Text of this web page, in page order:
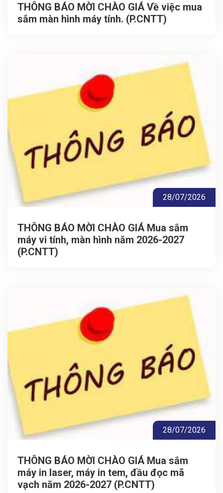
THÔNG BÁO MỜI CHÀO GIÁ Về việc mua
sắm màn hình máy tính. (P.CNTT)
28/07/2026
THÔNG BÁO MỜI CHÀO GIÁ Mua sắm
máy vi tính, màn hình năm 2026-2027
(P.CNTT)
28/07/2026
THÔNG BÁO MỜI CHÀO GIÁ Mua sắm
máy in laser, máy in tem, đầu đọc mã
vạch năm 2026-2027 (P.CNTT)